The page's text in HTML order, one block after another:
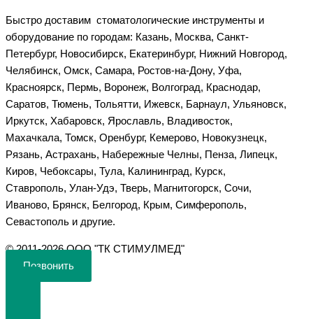
Быстро доставим стоматологические инструменты и
оборудование по городам: Казань, Москва, Санкт-
Петербург, Новосибирск, Екатеринбург, Нижний Новгород,
Челябинск, Омск, Самара, Ростов-на-Дону, Уфа,
Красноярск, Пермь, Воронеж, Волгоград, Краснодар,
Саратов, Тюмень, Тольятти, Ижевск, Барнаул, Ульяновск,
Иркутск, Хабаровск, Ярославль, Владивосток,
Махачкала, Томск, Оренбург, Кемерово, Новокузнецк,
Рязань, Астрахань, Набережные Челны, Пенза, Липецк,
Киров, Чебоксары, Тула, Калининград, Курск,
Ставрополь, Улан-Удэ, Тверь, Магнитогорск, Сочи,
Иваново, Брянск, Белгород, Крым, Симферополь,
Севастополь и другие.
©️ 2011-2026 ООО "ТК СТИМУЛМЕД"
Позвонить